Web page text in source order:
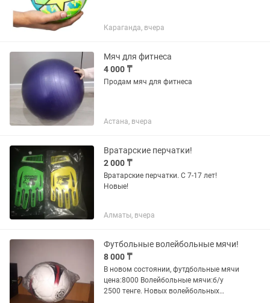
Караганда, вчера
Мяч для фитнеса
4 000 ₸
Продам мяч для фитнеса
Астана, вчера
Вратарские перчатки!
2 000 ₸
Вратарские перчатки. С 7-17 лет!
Новые!
Алматы, вчера
Футбольные волейбольные мячи!
8 000 ₸
В новом состоянии, футдбольные мячи
цена:8000 Волейбольные мячи:б/у
2500 тенге. Новых волейбольных